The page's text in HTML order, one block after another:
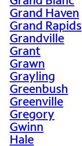
Grand Haven
Grand Rapids
Grandville
Grant
Grawn
Grayling
Greenbush
Greenville
Gregory
Gwinn
Hale